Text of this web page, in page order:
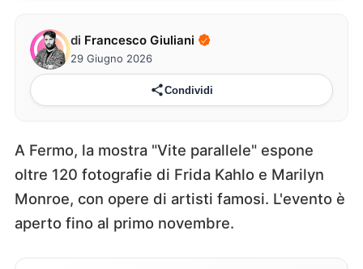
di Francesco Giuliani
29 Giugno 2026
Condividi
A Fermo, la mostra "Vite parallele" espone
oltre 120 fotografie di Frida Kahlo e Marilyn
Monroe, con opere di artisti famosi. L'evento è
aperto fino al primo novembre.